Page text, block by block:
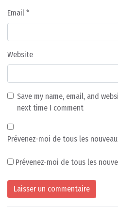
Email *
Website
Save my name, email, and
next time I comment
Prévenez-moi de tous les
Prévenez-moi de tous les